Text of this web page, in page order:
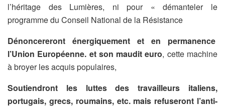
l’héritage des Lumières, ni pour « démanteler le
programme du Conseil National de la Résistance
Dénoncereront énergiquement et en permanence
l’Union Européenne. et son maudit euro, cette machine
à broyer les acquis populaires,
Soutiendront les luttes des travailleurs italiens,
portugais, grecs, roumains, etc. mais refuseront l’anti-